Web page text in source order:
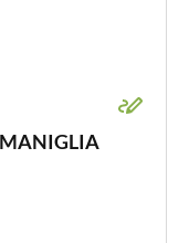
MANIGLIA